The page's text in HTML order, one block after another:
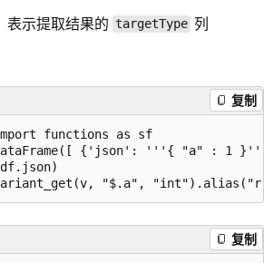
表示提取结果的 targetType 列
复制
functions as sf
{'json': '''{ "a" :
复制